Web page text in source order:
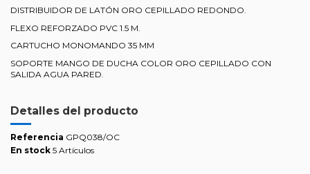
DISTRIBUIDOR DE LATÓN ORO CEPILLADO REDONDO.
FLEXO REFORZADO PVC 1.5 M.
CARTUCHO MONOMANDO 35 MM
SOPORTE MANGO DE DUCHA COLOR ORO CEPILLADO CON
SALIDA AGUA PARED.
Detalles del producto
Referencia GPQ038/OC
En stock 5 Artículos